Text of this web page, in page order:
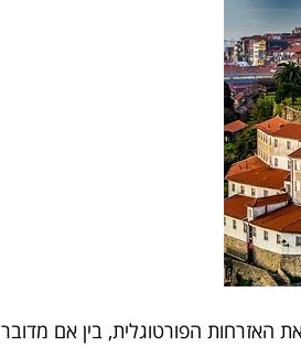
האזרחות הפורטוגלית, בין אם מדובר